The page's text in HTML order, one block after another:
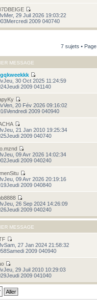
29 Juil 2026 19:03:22
2009 040740
7 sujets • Page
MESSAGE
30 Oct 2025 11:24:59
2009 041140
20 Fév 2026 09:16:02
2009 040940
21 Jan 2010 19:25:34
2009 040740
09 Avr 2026 14:02:34
2009 040240
09 Avr 2026 20:19:16
2009 040840
26 Sep 2024 14:26:09
2009 040240
MESSAGE
27 Jan 2024 21:58:32
2009 040940
29 Juil 2010 10:29:03
2009 041040